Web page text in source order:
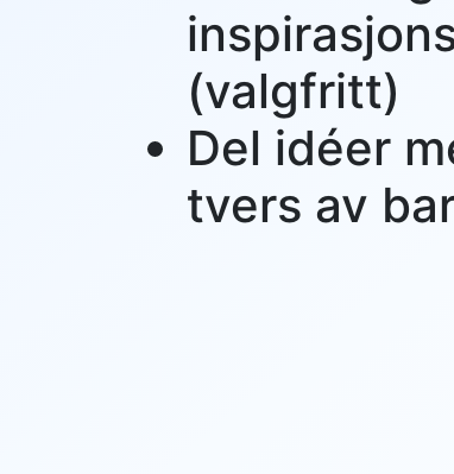
(valgfritt)
Del idéer
tvers av